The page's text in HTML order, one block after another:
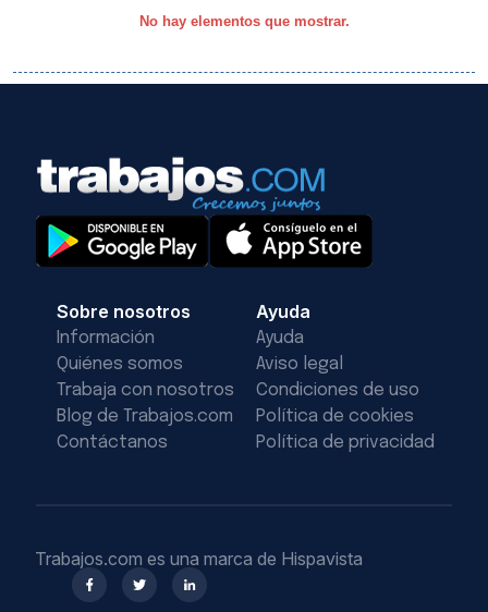
No hay elementos que mostrar.
Sobre nosotros
Información
Quiénes somos
Trabaja con nosotros
Blog de Trabajos.com
Contáctanos
Ayuda
Ayuda
Aviso legal
Condiciones de uso
Política de cookies
Política de privacidad
Trabajos.com es una marca de Hispavista